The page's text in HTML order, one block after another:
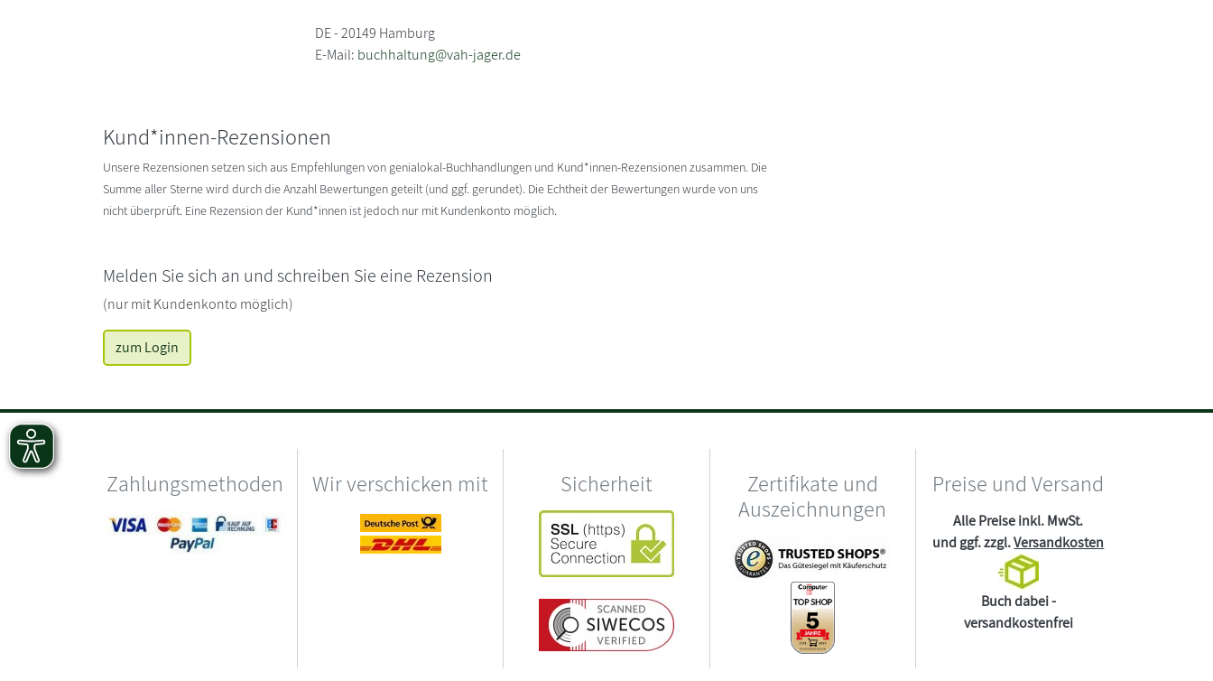
DE - 20149 Hamburg
E-Mail: buchhaltung@vah-jager.de
Kund*innen-Rezensionen
Unsere Rezensionen setzen sich aus Empfehlungen von genialokal-Buchhandlungen und Kund*innen-Rezensionen zusammen. Die
Summe aller Sterne wird durch die Anzahl Bewertungen geteilt (und ggf. gerundet). Die Echtheit der Bewertungen wurde von uns
nicht überprüft. Eine Rezension der Kund*innen ist jedoch nur mit Kundenkonto möglich.
Melden Sie sich an und schreiben Sie eine Rezension
(nur mit Kundenkonto möglich)
zum Login
Zahlungsmethoden Wir verschicken mit Sicherheit
Zertifikate und
Auszeichnungen
Preise und Versand
Alle Preise inkl. MwSt.
und ggf. zzgl.Versandkosten
Buch dabei -
versandkostenfrei